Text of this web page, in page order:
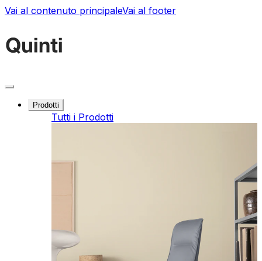
Vai al contenuto principaleVai al footer
Prodotti
Tutti i Prodotti